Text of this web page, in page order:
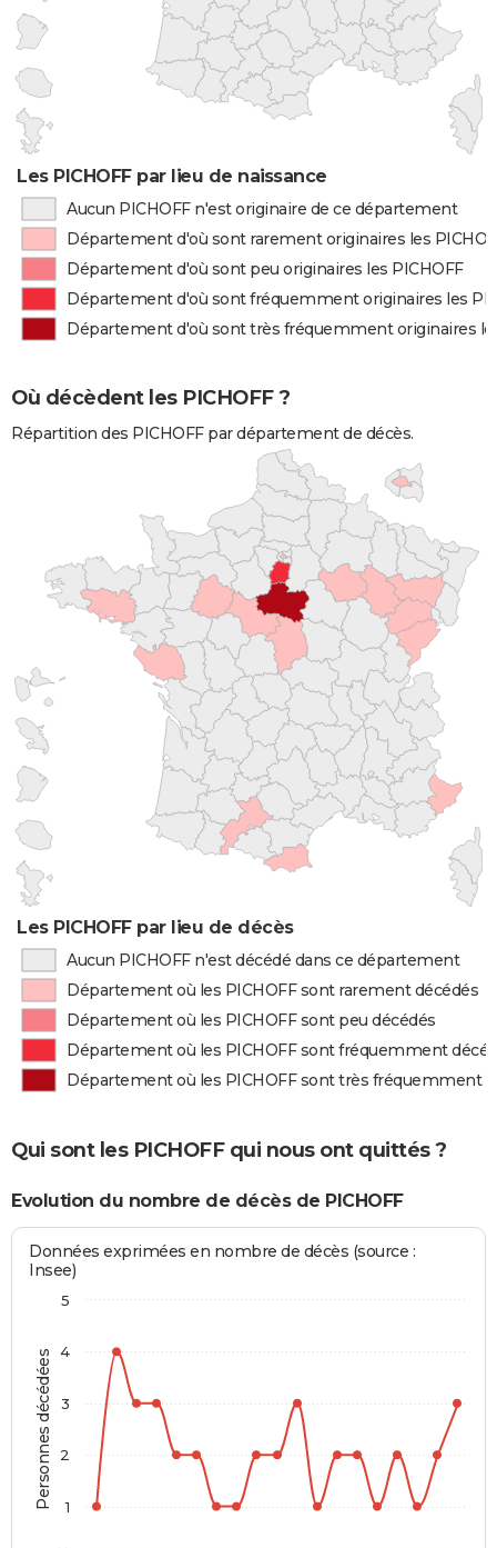
Les PICHOFF par lieu de naissance
Aucun PICHOFF n'est originaire de ce département
Département d'où sont rarement originaires les
Département d'où sont peu originaires les PICHOFF
Département d'où sont fréquemment originaires les
Département d'où sont très fréquemment originaires
Où décèdent les PICHOFF ?
Répartition des PICHOFF par département de décès.
Les PICHOFF par lieu de décès
Aucun PICHOFF n'est décédé dans ce département
Département où les PICHOFF sont rarement décédés
Département où les PICHOFF sont peu décédés
Département où les PICHOFF sont fréquemment
Département où les PICHOFF sont très fréquemment
Qui sont les PICHOFF qui nous ont quittés ?
Evolution du nombre de décès de PICHOFF
Personnes décédées
Données exprimées en nombre de décès (source :
Insee)
1
2
3
4
5